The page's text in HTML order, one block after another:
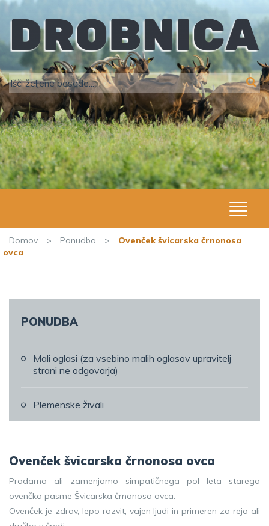
Domov > Ponudba >
Ovenček švicarska črnonosa
ovca
PONUDBA
Mali oglasi (za vsebino malih oglasov upravitelj
strani ne odgovarja)
Plemenske živali
Ovenček švicarska črnonosa ovca
Prodamo ali zamenjamo simpatičnega pol leta starega
ovenčka pasme Švicarska črnonosa ovca.
Ovenček je zdrav, lepo razvit, vajen ljudi in primeren za rejo ali